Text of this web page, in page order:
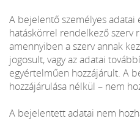
A bejelentő személyes adatai
hatáskörrel rendelkező szerv
amennyiben a szerv annak
jogosult, vagy az adatai
egyértelműen hozzájárult. A
hozzájárulása nélkül – nem
A bejelentett adatai nem